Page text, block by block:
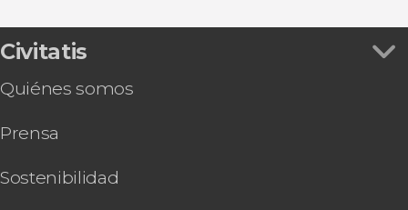
Civitatis
Quiénes somos
Prensa
Sostenibilidad